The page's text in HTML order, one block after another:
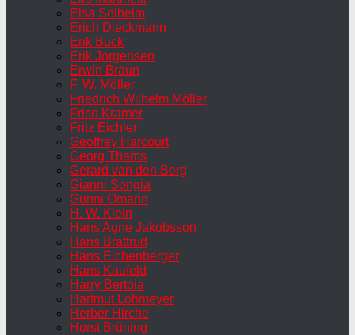
Elsa Solheim
Erich Dieckmann
Erik Buck
Erik Jorgensen
Erwin Braun
F. W. Möller
Friedrich Wilhelm Möller
Friso Kramer
Fritz Eichler
Geoffrey Harcourt
Georg Thams
Gerard van den Berg
Gianni Songia
Gunni Omann
H. W. Klein
Hans Agne Jakobsson
Hans Brattrud
Hans Eichenberger
Hans Kaufeld
Harry Bertoia
Hartmut Lohmeyer
Herber Hirche
Horst Brüning